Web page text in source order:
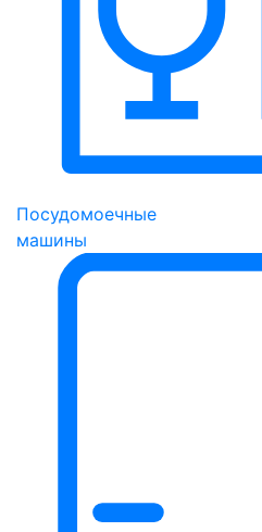
Посудомоечные
машины